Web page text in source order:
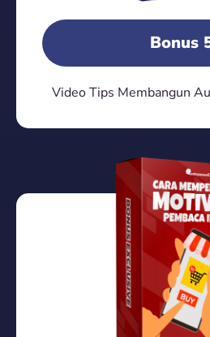
Bonus
Video Tips Membangun